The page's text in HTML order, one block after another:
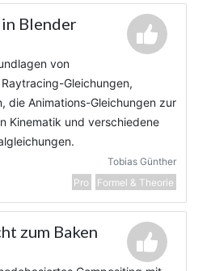
Blender
von
Gleichungen,
die Animations-Gleichungen zur
Kinematik und verschiedene
Tobias Günther
Pro
Formel & Theorie
zum Baken